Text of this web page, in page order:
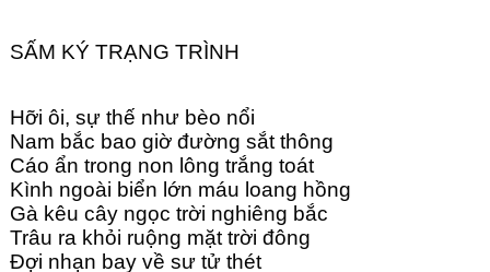
SẤM KÝ TRẠNG TRÌNH
Hỡi ôi, sự thế như bèo nổi
Nam bắc bao giờ đường sắt thông
Cáo ẩn trong non lông trắng toát
Kình ngoài biển lớn máu loang hồng
Gà kêu cây ngọc trời nghiêng bắc
Trâu ra khỏi ruộng mặt trời đông
Đợi nhạn bay về sư tử thét